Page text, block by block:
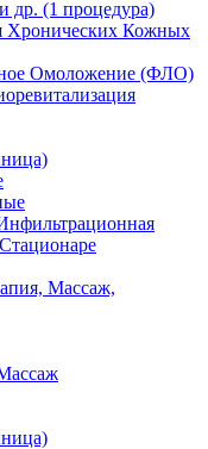
др. (1 процедура)
Хронических Кожных
Омоложение (ФЛО)
Массаж,